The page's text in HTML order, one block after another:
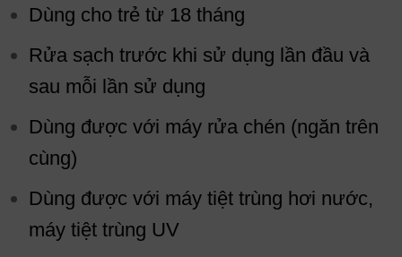
Dùng cho trẻ từ 18 tháng
Rửa sạch trước khi sử dụng lần đầu và
sau mỗi lần sử dụng
Dùng được với máy rửa chén (ngăn trên
cùng)
Dùng được với máy tiệt trùng hơi nước,
máy tiệt trùng UV